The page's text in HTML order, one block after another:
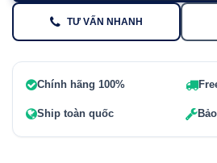
TƯ VẤN NHANH
Chính hãng 100%
Ship toàn quốc